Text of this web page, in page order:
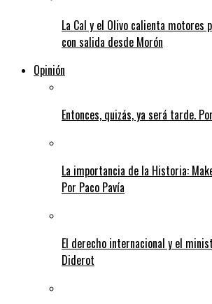
La Cal y el Olivo calienta motores
con salida desde Morón
Opinión
Entonces, quizás, ya será tarde.
La importancia de la Historia:
Por Paco Pavía
El derecho internacional y el
Diderot